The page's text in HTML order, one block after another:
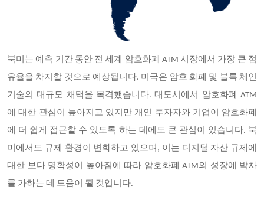
북미는 예측 기간 동안 전 세계 암호화폐 ATM 시장에서 가장 큰 점
유율을 차지할 것으로 예상됩니다. 미국은 암호 화폐 및 블록 체인
기술의 대규모 채택을 목격했습니다. 대도시에서 암호화폐 ATM
에 대한 관심이 높아지고 있지만 개인 투자자와 기업이 암호화폐
에 더 쉽게 접근할 수 있도록 하는 데에도 큰 관심이 있습니다. 북
미에서도 규제 환경이 변화하고 있으며, 이는 디지털 자산 규제에
대한 보다 명확성이 높아짐에 따라 암호화폐 ATM의 성장에 박차
를 가하는 데 도움이 될 것입니다.